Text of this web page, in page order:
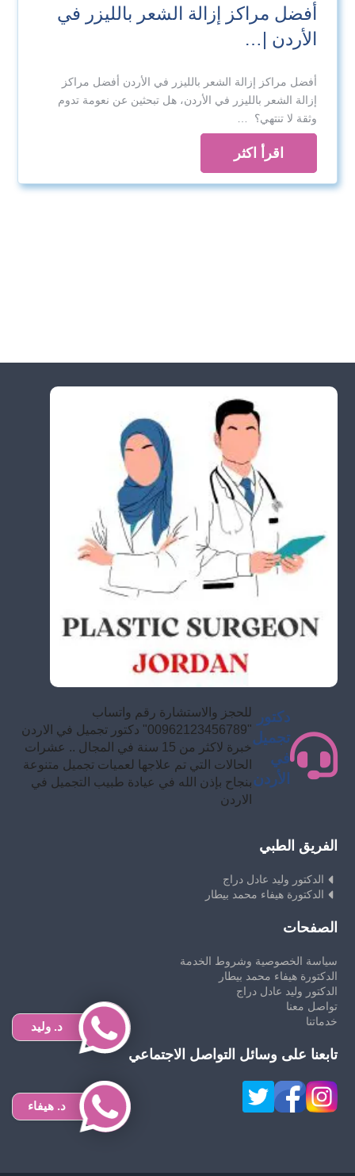
أفضل مراكز إزالة الشعر بالليزر في
الأردن |…
أفضل مراكز إزالة الشعر بالليزر في الأردن أفضل مراكز
إزالة الشعر بالليزر في الأردن، هل تبحثين عن نعومة تدوم
وثقة لا تنتهي؟ …
اقرأ اكثر
دكتور
تجميل
في
الأردن
للحجز والاستشارة رقم واتساب
"00962123456789" دكتور تجميل في الاردن
خبرة لاكثر من 15 سنة في المجال .. عشرات
الحالات التي تم علاجها لعميات تجميل متنوعة
بنجاح بإذن الله في عيادة طبيب التجميل في
الاردن
الفريق الطبي
الدكتور وليد عادل دراج
الدكتورة هيفاء محمد بيطار
الصفحات
سياسة الخصوصية وشروط الخدمة
الدكتورة هيفاء محمد بيطار
الدكتور وليد عادل دراج
تواصل معنا
خدماتنا
تابعنا على وسائل التواصل الاجتماعي
د. وليد
د. هيفاء